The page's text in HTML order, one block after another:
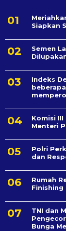
Siapkan
Semen
Indeks
Komisi
Menteri
Polri
dan
Rumah
Finishing
TNI dan
Bunga